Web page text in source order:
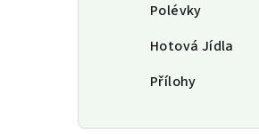
Polévky
Hotová Jídla
Přílohy